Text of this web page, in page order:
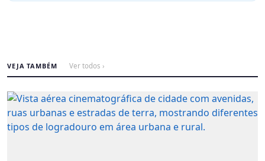
VEJA TAMBÉM Ver todos ›